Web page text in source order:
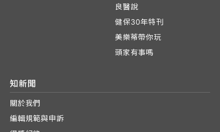
良醫說
健保30年特刊
美樂蒂帶你玩
頭家有事嗎
知新聞
關於我們
編輯規範與申訴